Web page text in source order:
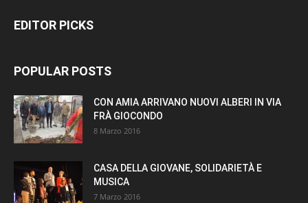
EDITOR PICKS
POPULAR POSTS
CON AMIA ARRIVANO NUOVI ALBERI IN VIA
FRÀ GIOCONDO
8 Marzo 2016
CASA DELLA GIOVANE, SOLIDARIETÀ E
MUSICA
7 Marzo 2016